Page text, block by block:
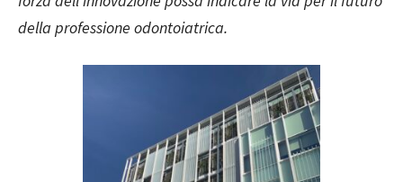
della professione odontoiatrica.